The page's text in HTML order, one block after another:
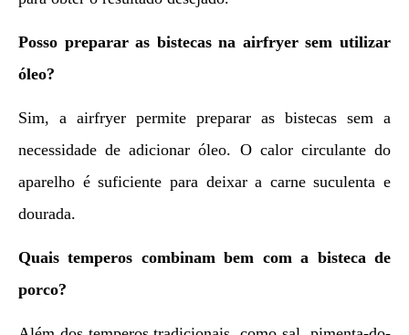
Posso preparar as bistecas na airfryer sem utilizar
óleo?
Sim, a airfryer permite preparar as bistecas sem a
necessidade de adicionar óleo. O calor circulante do
aparelho é suficiente para deixar a carne suculenta e
dourada.
Quais temperos combinam bem com a bisteca de
porco?